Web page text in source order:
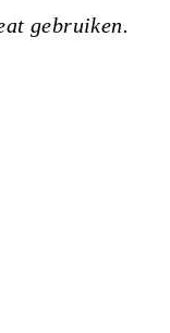
gebruiken.